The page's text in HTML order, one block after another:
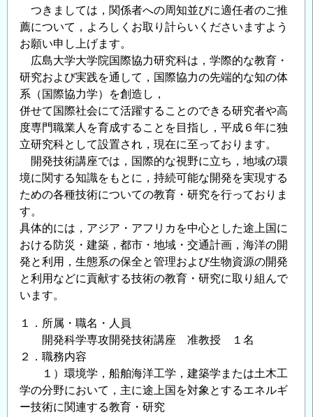
国
際
協
力
研
究
科
助
教
人
事
（テ
ニ
ュ
ア
ト
ラ
ク）
募
に
つきましては，関係者への周知並びに適任者のご推
薦について，よろしくお取り計らいくださいますよう
お願い申し上げます。
広島大学大学院国際協力研究科は，学際的な教育・
研究および実践を通して，国際協力の先端的な知の体
系（国際協力学）を創造し，
併せて国際社会にて活躍することのできる研究者や高
度専門職業人を育成することを目指し，平成６年に独
立研究科として設置され，現在に至っております。
開発技術講座では，国際的な視野に立ち，地域の環
境に関する知識をもとに，持続可能な開発を実現する
ための各種技術についての教育・研究を行っておりま
す。
具体的には，アジア・アフリカを中心とした途上国に
おける防災・建築，都市・地域・交通計画，海洋の開
発と利用，生態系の保全と管理および生物資源の開発
と利用などに貢献する技術の教育・研究に取り組んで
います。
１．所属・職名・人員
開発科学専攻開発技術講座 准教授 １名
２．職務内容
１）環境学，船舶海洋工学，建築学または土木工
学の分野において，主に途上国を対象とするエネルギ
ー技術に関連する教育・研究